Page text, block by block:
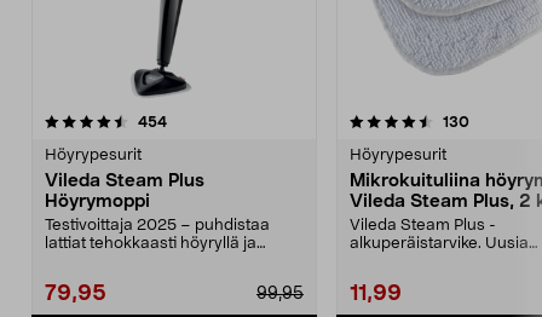
454arvostelut
Höyrypesurit
Vileda Steam Plus
Höyrymoppi
Testivoittaja 2025 – puhdistaa
lattiat tehokkaasti höyryllä ja
79,95 99,95
4.5 viidestä
130arvostelut
Höyrypesurit
Mikrokuituliina
Vileda Steam Plus, 2
Vileda Steam Plus -
alkuperäistarvike. Uusia
11,99
4.0 viidestä